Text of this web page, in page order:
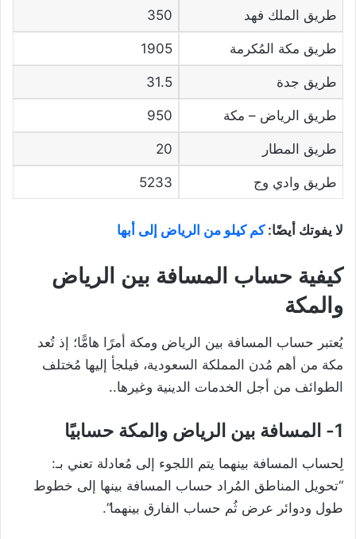
طريق الملك فهد 350
طريق مكة المُكرمة 1905
طريق جدة 31.5
طريق الرياض – مكة 950
طريق المطار 20
طريق وادي وج 5233
لا يفوتك أيضًا:كم كيلو من الرياض إلى أبها
كيفية حساب المسافة بين الرياض
والمكة
يُعتبر حساب المسافة بين الرياض ومكة أمرًا هامًّا؛ إذ تُعد
مكة من أهم مُدن المملكة السعودية، فيلجأ إليها مُختلف
الطوائف من أجل الخدمات الدينية وغيرها..
1- المسافة بين الرياض والمكة حسابيًا
لِحساب المسافة بينهما يتم اللجوء إلى مُعادلة تعني بـ:
“تحويل المناطق المُراد حساب المسافة بينها إلى خطوط
طول ودوائر عرض ثُم حساب الفارق بينهما”.